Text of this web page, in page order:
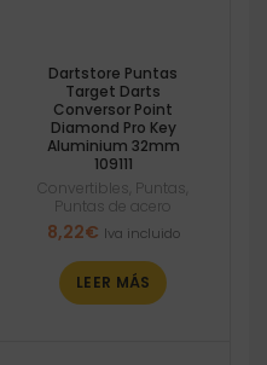
Dartstore Puntas
Target Darts
Conversor Point
Diamond Pro Key
Aluminium 32mm
109111
Convertibles Puntas
Puntas de acero
8,22€ Iva incluido
LEER MÁS